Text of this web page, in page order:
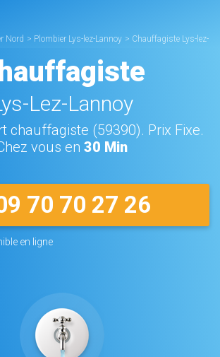
Nord > Plombier Lys-lez-Lannoy > Chauffagiste Lys-lez-
Lez-Lannoy
chauffagiste (59390). Prix Fixe.
vous en 30 Min
70 70 27 26
en ligne